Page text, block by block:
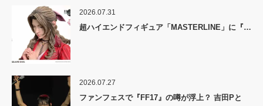
2026.07.31
超ハイエンドフィギュア「MASTERLINE」に『…
2026.07.27
ファンフェスで『FF17』の噂が浮上？ 吉田Pと